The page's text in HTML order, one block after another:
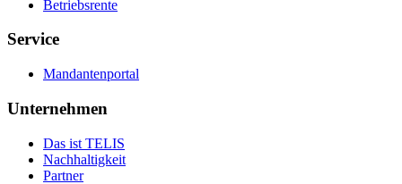
Betriebsrente
Service
Mandantenportal
Unternehmen
Das ist TELIS
Nachhaltigkeit
Partner